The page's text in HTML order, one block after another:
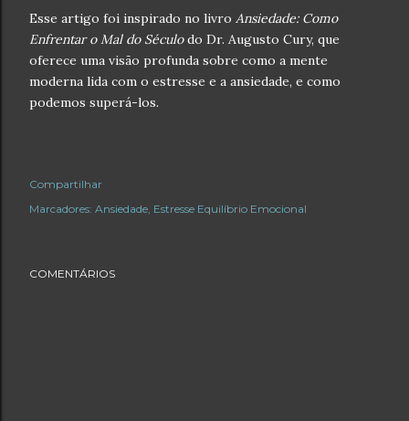
Esse artigo foi inspirado no livro Ansiedade: Como
Enfrentar o Mal do Séculodo Dr. Augusto Cury, que
oferece uma visão profunda sobre como a mente
moderna lida com o estresse e a ansiedade, e como
podemos superá-los.
Compartilhar
Marcadores: Ansiedade Estresse Equilíbrio Emocional
COMENTÁRIOS